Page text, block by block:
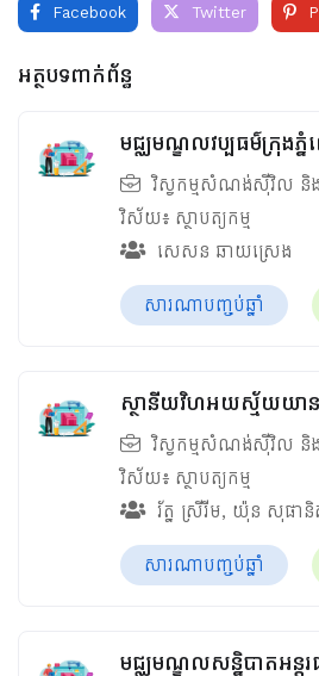
Facebook Twitter
អត្ថបទពាក់ព័ន្ធ
មជ្ឈមណ្ឌលវប្បធម៌ក្រុងភ្
វិស្វកម្មសំណង់ស៊ីវិល និងស្
វិស័យ៖ ស្ថាបត្យកម្ម
សេសន ឆាយស្រេង
សារណាបញ្ចប់ឆ្នាំ
ស្ថានីយវិហអយស្ម័យយាន
វិស្វកម្មសំណង់ស៊ីវិល និងស្
វិស័យ៖ ស្ថាបត្យកម្ម
រ័ត្ន ស្រីរីម, យ៉ុន សុផានិ
សារណាបញ្ចប់ឆ្នាំ
មជ្ឈមណ្ឌលសន្និបាតអន្តរ